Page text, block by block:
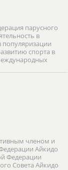
парусного
в
популяризации
спорта в
членом и
Айкидо
Федерации
Совета Айкидо